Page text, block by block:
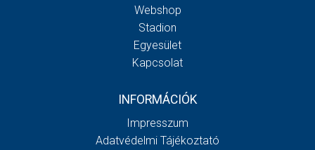
Webshop
Stadion
Egyesület
Kapcsolat
INFORMÁCIÓK
Impresszum
Adatvédelmi Tájékoztató